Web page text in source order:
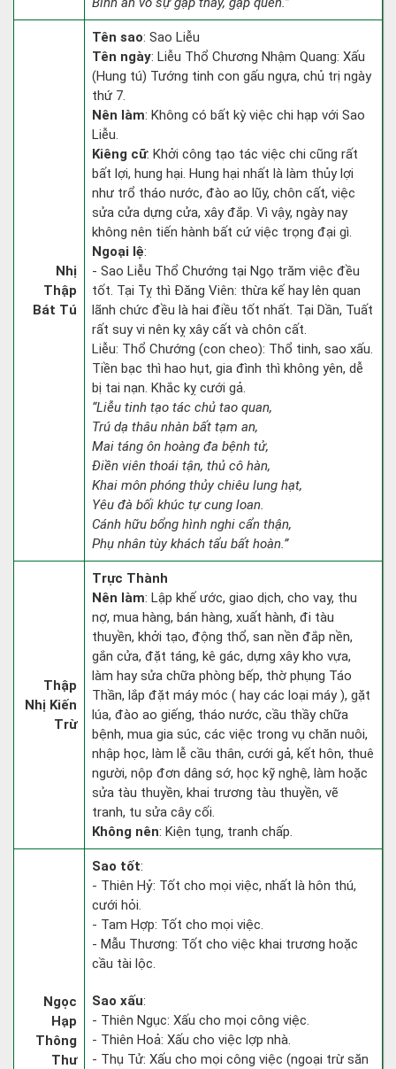
Nhị
Thập
Bát Tú
Tên sao: Sao Liễu
Tên ngày: Liễu Thổ Chương Nhậm Quang: Xấu
(Hung tú) Tướng tinh con gấu ngựa, chủ trị ngày
thứ 7.
Nên làm: Không có bất kỳ việc chi hạp với Sao
Liễu.
Kiêng cữ: Khởi công tạo tác việc chi cũng rất
bất lợi, hung hại. Hung hại nhất là làm thủy lợi
như trổ tháo nước, đào ao lũy, chôn cất, việc
sửa cửa dựng cửa, xây đắp. Vì vậy, ngày nay
không nên tiến hành bất cứ việc trọng đại gì.
Ngoại lệ:
- Sao Liễu Thổ Chướng tại Ngọ trăm việc đều
tốt. Tại Tỵ thì Đăng Viên: thừa kế hay lên quan
lãnh chức đều là hai điều tốt nhất. Tại Dần, Tuất
rất suy vi nên kỵ xây cất và chôn cất.
Liễu: Thổ Chướng (con cheo): Thổ tinh, sao xấu.
Tiền bạc thì hao hụt, gia đình thì không yên, dễ
bị tai nạn. Khắc kỵ cưới gả.
“Liễu tinh tạo tác chủ tao quan,
Trú dạ thâu nhàn bất tạm an,
Mai táng ôn hoàng đa bệnh tử,
Điền viên thoái tận, thủ cô hàn,
Khai môn phóng thủy chiêu lung hạt,
Yêu đà bối khúc tự cung loan.
Cánh hữu bổng hình nghi cẩn thận,
Phụ nhân tùy khách tẩu bất hoàn.”
Thập
Nhị Kiến
Trừ
Trực Thành
Nên làm: Lập khế ước, giao dịch, cho vay, thu
nợ, mua hàng, bán hàng, xuất hành, đi tàu
thuyền, khởi tạo, động thổ, san nền đắp nền,
gắn cửa, đặt táng, kê gác, dựng xây kho vựa,
làm hay sửa chữa phòng bếp, thờ phụng Táo
Thần, lắp đặt máy móc ( hay các loại máy ), gặt
lúa, đào ao giếng, tháo nước, cầu thầy chữa
bệnh, mua gia súc, các việc trong vụ chăn nuôi,
nhập học, làm lễ cầu thân, cưới gả, kết hôn, thuê
người, nộp đơn dâng sớ, học kỹ nghệ, làm hoặc
sửa tàu thuyền, khai trương tàu thuyền, vẽ
tranh, tu sửa cây cối.
Không nên: Kiện tụng, tranh chấp.
Ngọc
Hạp
Thông
Thư
Sao tốt:
- Thiên Hỷ: Tốt cho mọi việc, nhất là hôn thú,
cưới hỏi.
- Tam Hợp: Tốt cho mọi việc.
- Mẫu Thương: Tốt cho việc khai trương hoặc
cầu tài lộc.
Sao xấu:
- Thiên Ngục: Xấu cho mọi công việc.
- Thiên Hoả: Xấu cho việc lợp nhà.
- Thụ Tử: Xấu cho mọi công việc (ngoại trừ săn